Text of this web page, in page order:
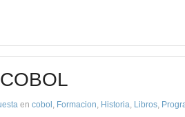
en cobol , Formacion, Historia, Libros,